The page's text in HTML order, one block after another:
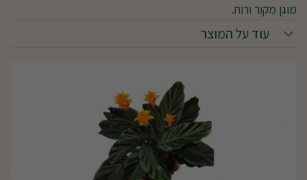
מוגן מקור ורוח.
עוד על המוצר